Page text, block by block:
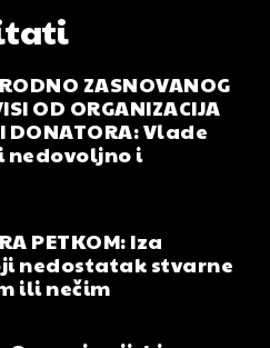
ZASNOVANOG
OD ORGANIZACIJA
DONATORA: Vlade
nedovoljno i
PETKOM: Iza
nedostatak stvarne
ili nečim